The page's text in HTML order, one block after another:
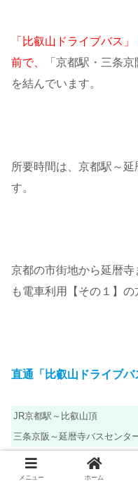
「比叡山ドライブバス
前で、
「京都駅・三条
を結んでいます。
所要時間は、京都駅～
す。
京都の市街地から延暦
も電車利用【その１】の
直通「比叡山ドライブバ
JR京都駅～比叡山頂
三条京阪～延暦寺バスセンタ
メニュー ホーム